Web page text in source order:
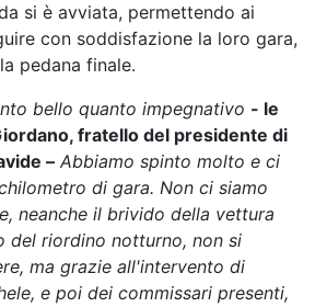
si è avviata, permettendo ai
con soddisfazione la loro gara,
pedana finale.
bello quanto impegnativo - le
fratello del presidente di
– Abbiamo spinto molto e ci
di gara. Non ci siamo
neanche il brivido della vettura
del riordino notturno, non si
ma grazie all'intervento di
e poi dei commissari presenti,